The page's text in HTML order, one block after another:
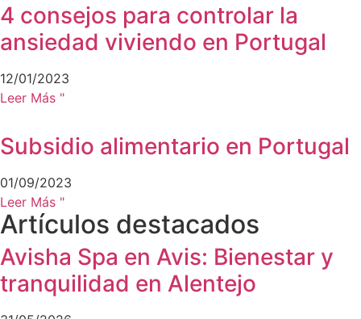
4 consejos para controlar la
ansiedad viviendo en Portugal
12/01/2023
Leer Más "
Subsidio alimentario en Portugal
01/09/2023
Leer Más "
Artículos destacados
Avisha Spa en Avis: Bienestar y
tranquilidad en Alentejo